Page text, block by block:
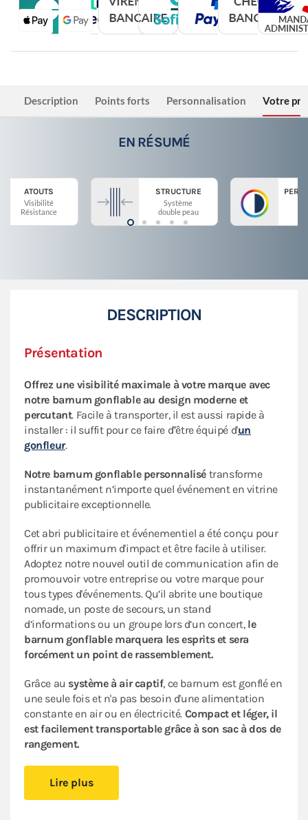
Description Points forts Personnalisation Votre
EN RÉSUMÉ
ATOUTS
Visibilité
Résistance
STRUCTURE
Système
double peau
DESCRIPTION
Présentation
Offrez une visibilité maximale à votre marque avec
notre barnum gonflable au design moderne et
percutant. Facile à transporter, il est aussi rapide à
installer : il suffit pour ce faire d''être équipé d'un
gonfleur.
Notre barnum gonflable personnalisé transforme
instantanément n’importe quel événement en vitrine
publicitaire exceptionnelle.
Cet abri publicitaire et événementiel a été conçu pour
offrir un maximum d'impact et être facile à utiliser.
Adoptez notre nouvel outil de communication afin de
promouvoir votre entreprise ou votre marque pour
tous types d'événements. Qu’il abrite une boutique
nomade, un poste de secours, un stand
d’informations ou un groupe lors d’un concert,le
barnum gonflable marquera les esprits et sera
forcément un point de rassemblement.
Grâce au système à air captif, ce barnum est gonflé en
une seule fois et n'a pas besoin d'une alimentation
constante en air ou en électricité. Compact et léger, il
est facilement transportable grâce à son sac à dos de
rangement.
à tous vos besoins : stand d’information, poste de
secours, merchandising, point d’accueil…
Lire plus